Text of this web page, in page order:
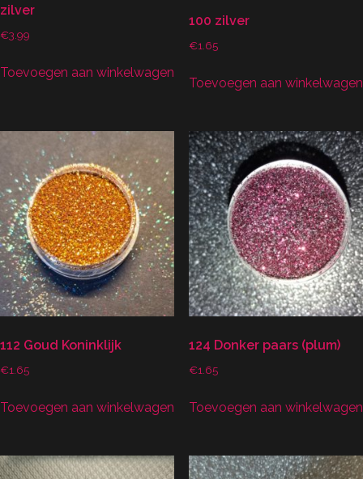
zilver
€3.99
Toevoegen aan winkelwagen
100 zilver
€1.65
Toevoegen aan winkelwagen
112 Goud Koninklijk
€1.65
Toevoegen aan winkelwagen
124 Donker paars (plum)
€1.65
Toevoegen aan winkelwagen